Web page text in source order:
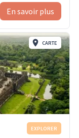
En savoir plus
CARTE
EXPLORER